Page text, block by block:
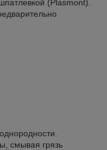
(Plasmont).
смывая грязь